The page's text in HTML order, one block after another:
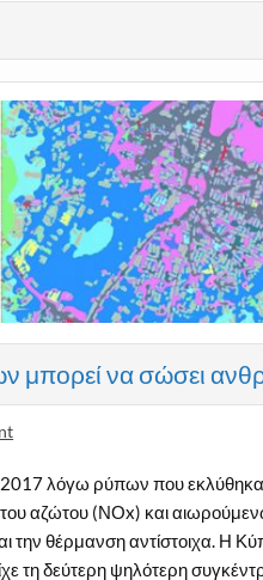
μπορεί να σώσει
λόγω ρύπων που
αζώτου (ΝΟx) και
την θέρμανση αντίστοιχα. Η
τη δεύτερη ψηλότερη